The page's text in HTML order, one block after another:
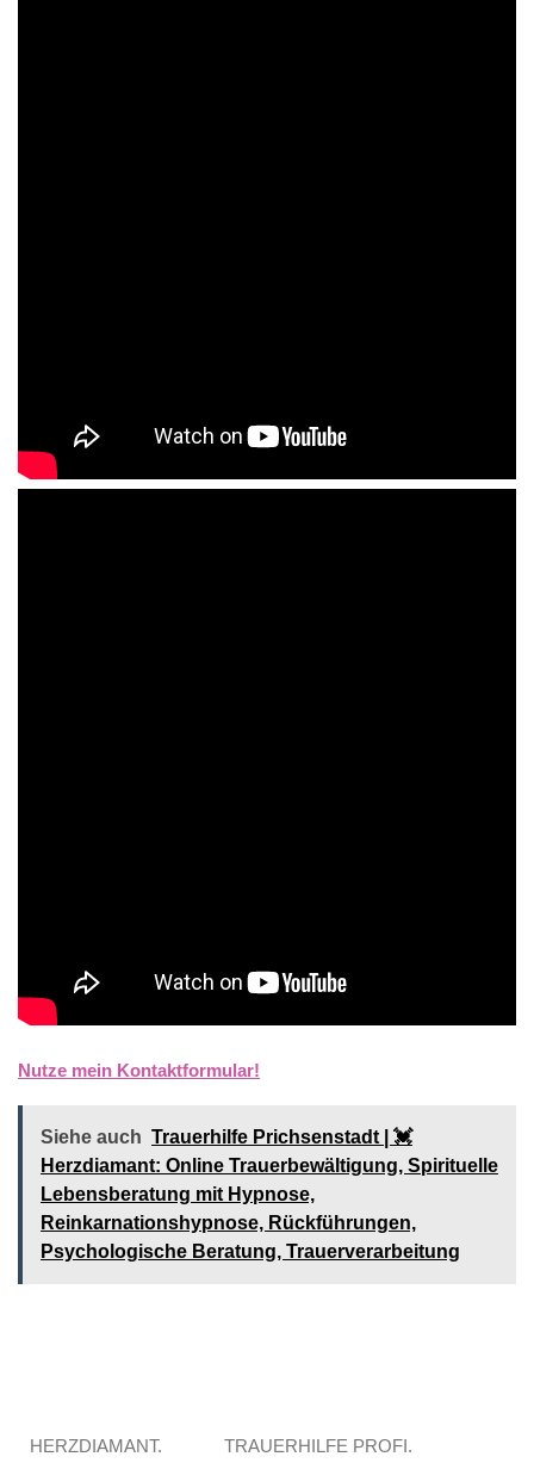
Nutze mein Kontaktformular!
Siehe auch Trauerhilfe Prichsenstadt | 💓️️
Herzdiamant: Online Trauerbewältigung, Spirituelle
Lebensberatung mit Hypnose,
Reinkarnationshypnose, Rückführungen,
Psychologische Beratung, Trauerverarbeitung
HERZDIAMANT. TRAUERHILFE PROFI.